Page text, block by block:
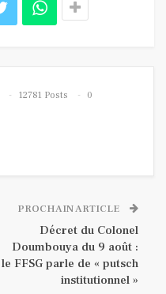
12781 Posts
0
PROCHAIN ARTICLE
Décret du Colonel
Doumbouya du 9 août :
le FFSG parle de « putsch
institutionnel »